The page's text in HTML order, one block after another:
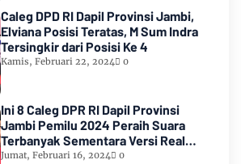
Caleg DPD RI Dapil Provinsi Jambi,
Elviana Posisi Teratas, M Sum Indra
Tersingkir dari Posisi Ke 4
Kamis, Februari 22, 2024 0
Ini 8 Caleg DPR RI Dapil Provinsi
Jambi Pemilu 2024 Peraih Suara
Terbanyak Sementara Versi Real
Count KPU RI
Jumat, Februari 16, 2024 0